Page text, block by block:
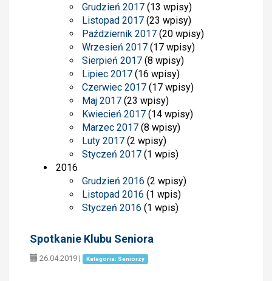
Grudzień 2017 (13 wpisy)
Listopad 2017 (23 wpisy)
Październik 2017 (20 wpisy)
Wrzesień 2017 (17 wpisy)
Sierpień 2017 (8 wpisy)
Lipiec 2017 (16 wpisy)
Czerwiec 2017 (17 wpisy)
Maj 2017 (23 wpisy)
Kwiecień 2017 (14 wpisy)
Marzec 2017 (8 wpisy)
Luty 2017 (2 wpisy)
Styczeń 2017 (1 wpis)
2016
Grudzień 2016 (2 wpisy)
Listopad 2016 (1 wpis)
Styczeń 2016 (1 wpis)
Spotkanie Klubu Seniora
26.04.2019 | Kategoria: Seniorzy